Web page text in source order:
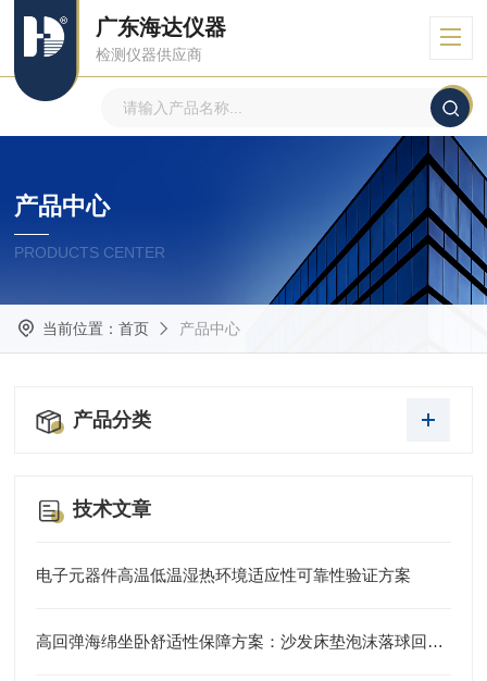
广东海达仪器
检测仪器供应商
产品中心
PRODUCTS CENTER
当前位置： 首页 产品中心
产品分类
技术文章
电子元器件高温低温湿热环境适应性可靠性验证方案
高回弹海绵坐卧舒适性保障方案：沙发床垫泡沫落球回弹试验仪回弹率检测